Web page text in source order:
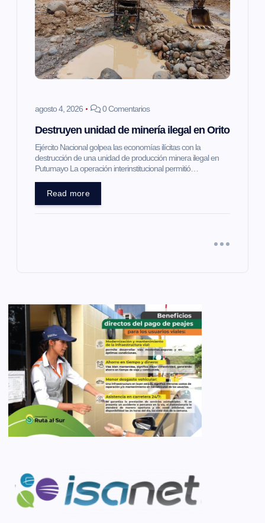
agosto 4, 2026 0 Comentarios
Destruyen unidad de minería ilegal en Orito
Ejército Nacional golpea las economías ilícitas con la
destrucción de una unidad de producción minera ilegal en
Putumayo La operación interinstitucional permitió…
Read more